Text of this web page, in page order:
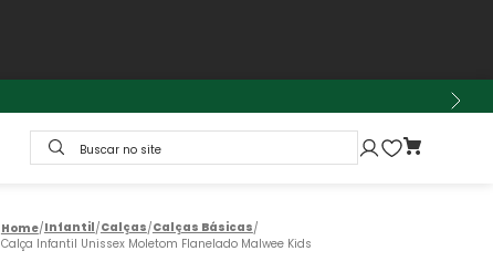
Buscar no site
Infantil Calças Calças Básicas
Calça Infantil Unissex Moletom Flanelado Malwee Kids